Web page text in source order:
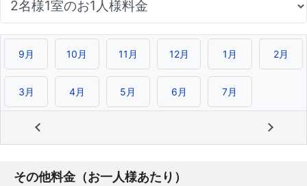
9月 10月 11月 12月 1月 2月
3月 4月 5月 6月 7月
その他料金（お一人様あたり）